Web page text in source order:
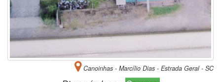
Canoinhas - Marcílio Dias - Estrada Geral - SC